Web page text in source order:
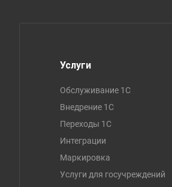
Услуги
Обслуживание 1С
Внедрение 1С
Переходы 1С
Интеграции
Маркировка
Услуги для госучреждений